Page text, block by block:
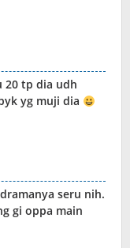
20 tp dia udh
yg muji dia
seru nih.
gi oppa main